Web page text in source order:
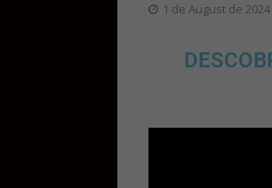
1 de August de 2024